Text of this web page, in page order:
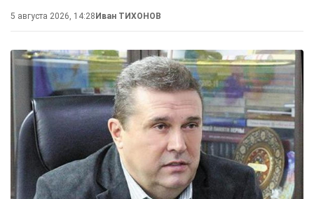
5 августа 2026, 14:28Иван ТИХОНОВ